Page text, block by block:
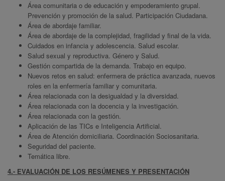
Área comunitaria o de educación y empoderamiento grupal.
Prevención y promoción de la salud. Participación Ciudadana.
Área de abordaje familiar.
Área de abordaje de la complejidad, fragilidad y final de la vida.
Cuidados en infancia y adolescencia. Salud escolar.
Salud sexual y reproductiva. Género y Salud.
Gestión compartida de la demanda. Trabajo en equipo.
Nuevos retos en salud: enfermera de práctica avanzada, nuevos
roles en la enfermería familiar y comunitaria.
Área relacionada con la desigualdad y la diversidad.
Área relacionada con la docencia y la investigación.
Área relacionada con la gestión.
Aplicación de las TICs e Inteligencia Artificial.
Área de Atención domiciliaria. Coordinación Sociosanitaria.
Seguridad del paciente.
Temática libre.
4.- EVALUACIÓN DE LOS RESÚMENES Y PRESENTACIÓN